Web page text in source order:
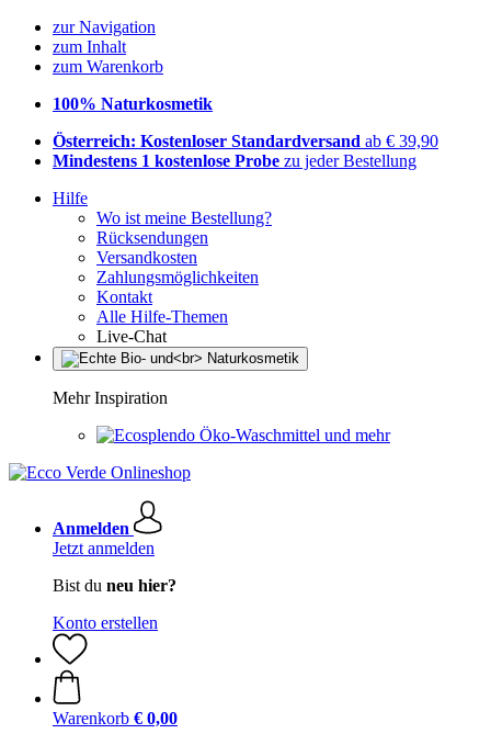
zur Navigation
zum Inhalt
zum Warenkorb
100% Naturkosmetik
Österreich: Kostenloser Standardversand ab € 39,90
Mindestens 1 kostenlose Probe zu jeder Bestellung
Hilfe
Wo ist meine Bestellung?
Rücksendungen
Versandkosten
Zahlungsmöglichkeiten
Kontakt
Alle Hilfe-Themen
Live-Chat
Mehr Inspiration
Öko-Waschmittel und mehr
Anmelden
Jetzt anmelden
Bist du neu hier?
Konto erstellen
Warenkorb € 0,00